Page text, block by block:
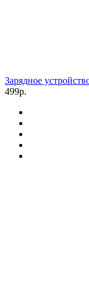
Зарядное
499р.